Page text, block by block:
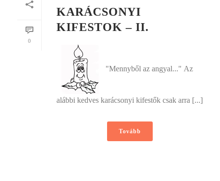
0
KARÁCSONYI
KIFESTOK – II.
"Mennyből az angyal..." Az
alábbi kedves karácsonyi kifestők csak arra [...]
Tovább